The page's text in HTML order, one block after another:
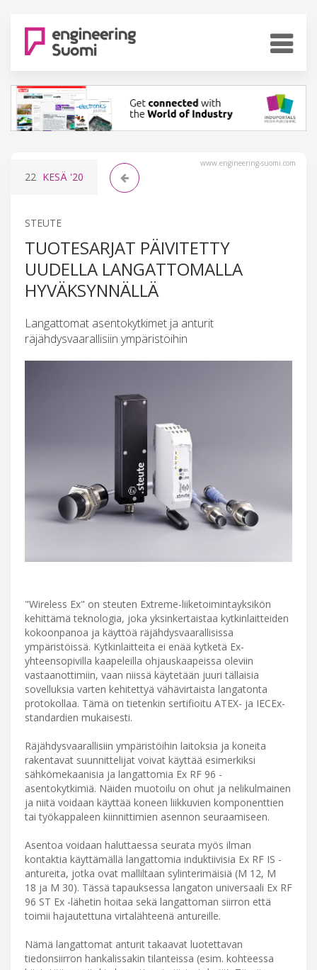
www.engineering-suomi.com
22 KESÄ '20
STEUTE
TUOTESARJAT PÄIVITETTY
UUDELLA LANGATTOMALLA
HYVÄKSYNNÄLLÄ
Langattomat asentokytkimet ja anturit
räjähdysvaarallisiin ympäristöihin
"Wireless Ex" on steuten Extreme-liiketoimintayksikön
kehittämä teknologia, joka yksinkertaistaa kytkinlaitteiden
kokoonpanoa ja käyttöä räjähdysvaarallisissa
ympäristöissä. Kytkinlaitteita ei enää kytketä Ex-
yhteensopivilla kaapeleilla ohjauskaapeissa oleviin
vastaanottimiin, vaan niissä käytetään juuri tällaisia
sovelluksia varten kehitettyä vähävirtaista langatonta
protokollaa. Tämä on tietenkin sertifioitu ATEX- ja IECEx-
standardien mukaisesti.
Räjähdysvaarallisiin ympäristöihin laitoksia ja koneita
rakentavat suunnittelijat voivat käyttää esimerkiksi
sähkömekaanisia ja langattomia Ex RF 96 -
asentokytkimiä. Näiden muotoilu on ohut ja nelikulmainen
ja niitä voidaan käyttää koneen liikkuvien komponenttien
tai työkappaleen kiinnittimien asennon seuraamiseen.
Asentoa voidaan haluttaessa seurata myös ilman
kontaktia käyttämällä langattomia induktiivisia Ex RF IS -
antureita, jotka ovat malliltaan sylinterimäisiä (M 12, M
18 ja M 30). Tässä tapauksessa langaton universaali Ex RF
96 ST Ex -lähetin hoitaa sekä langattoman siirron että
toimii hajautettuna virtalähteenä antureille.
Nämä langattomat anturit takaavat luotettavan
tiedonsiirron hankalissakin tilanteissa (esim. kohteessa